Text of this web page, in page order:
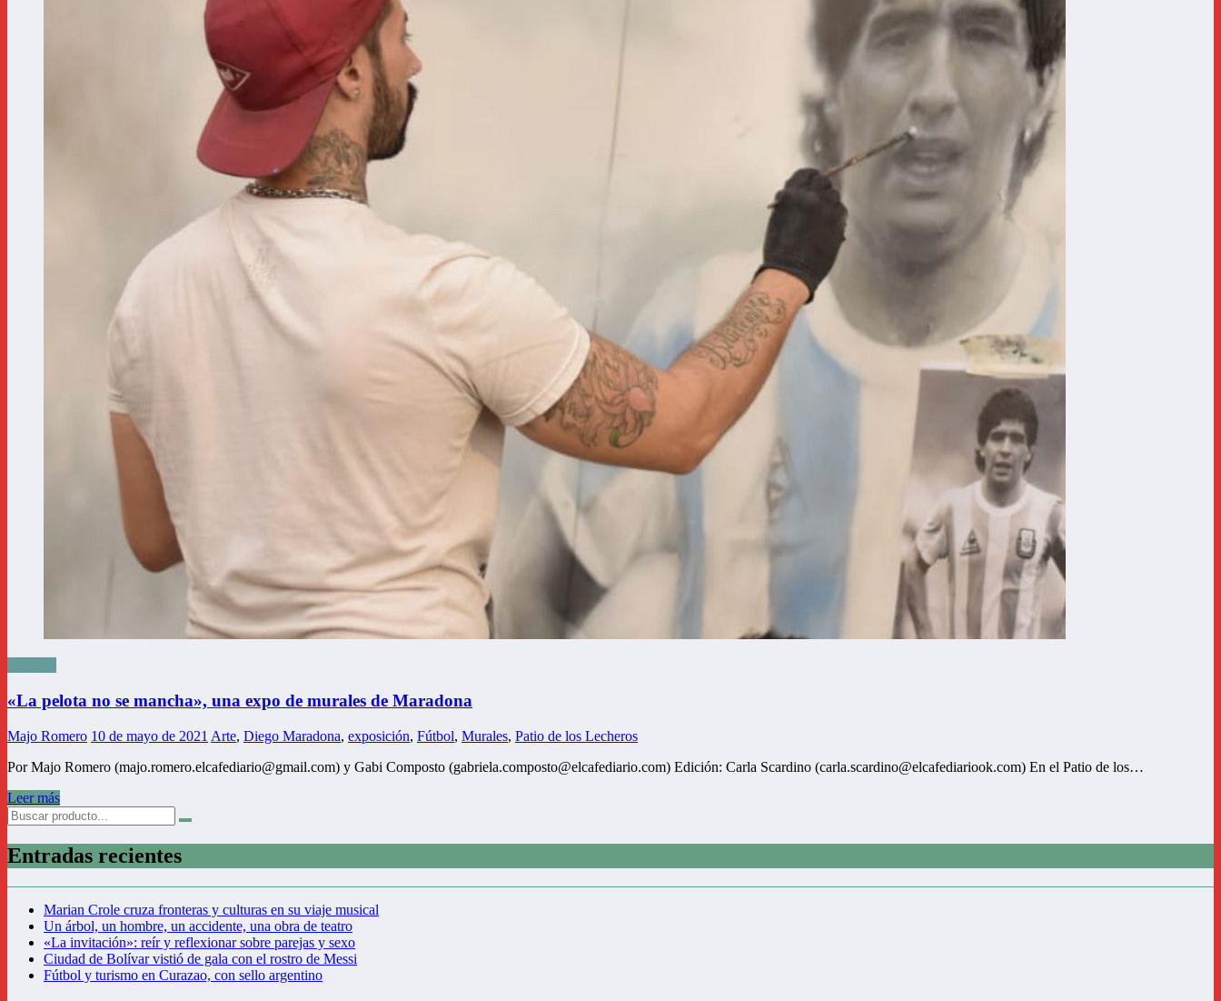
«La pelota no se mancha», una expo de murales de Maradona
Majo Romero 10 de mayo de 2021 Arte, Diego Maradona, exposición, Fútbol, Murales, Patio de los Lecheros
Por Majo Romero (majo.romero.elcafediario@gmail.com) y Gabi Composto (gabriela.composto@elcafediario.com) Edición: Carla Scardino (carla.scardino@elcafediariook.com) En el Patio de los…
Leer más
Entradas recientes
Marian Crole cruza fronteras y culturas en su viaje musical
Un árbol, un hombre, un accidente, una obra de teatro
«La invitación»: reír y reflexionar sobre parejas y sexo
Ciudad de Bolívar vistió de gala con el rostro de Messi
Fútbol y turismo en Curazao, con sello argentino